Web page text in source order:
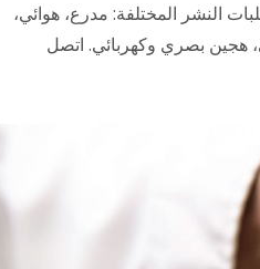
النشر المختلفة: مدرع، هوائي،
هجين بصري وكهربائي. اتصل